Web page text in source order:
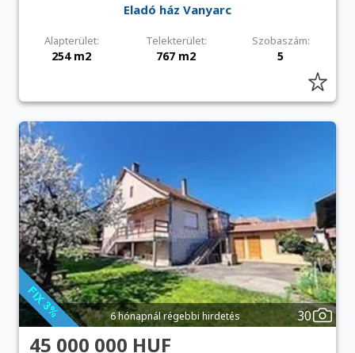
Eladó ház Vanyarc
Alapterület: Telekterület: Szobaszám:
254 m2 767 m2 5
6 hónapnál régebbi hirdetés 30
45 000 000 HUF